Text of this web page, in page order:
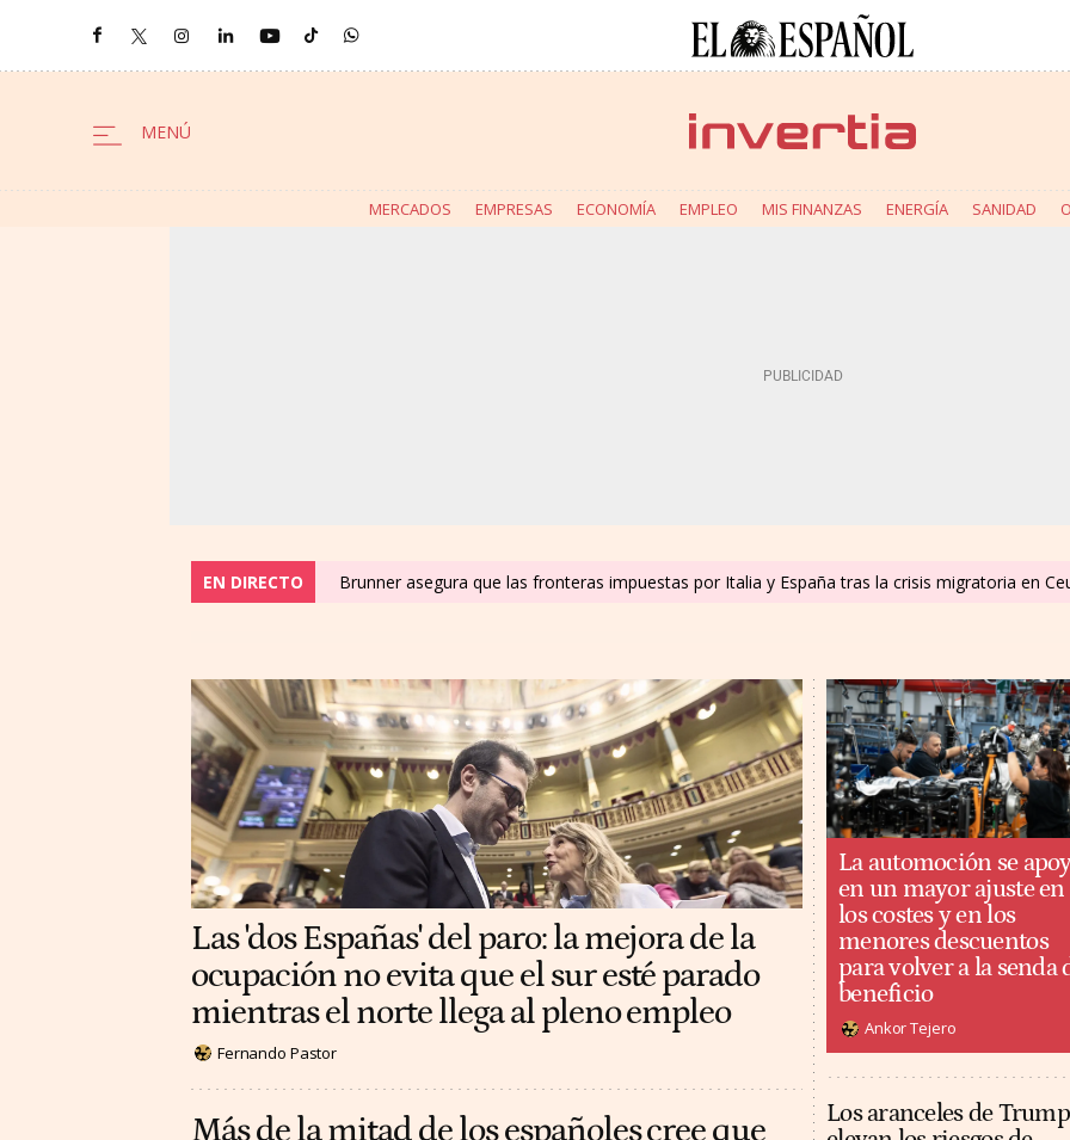
MERCADOS EMPRESAS ECONOMÍA EMPLEO MIS FINANZAS ENERGÍA SANIDAD
EN DIRECTO Brunner asegura que las fronteras impuestas por Italia y España tras la crisis migratoria en
Las 'dos Españas' del paro: la mejora de la
ocupación no evita que el sur esté parado
mientras el norte llega al pleno empleo
Fernando Pastor
Más de la mitad de los españoles cree que
La automoción se
en un mayor ajuste en
los costes y en los
menores descuentos
para volver a la senda
beneficio
Ankor Tejero
Los aranceles de Trump